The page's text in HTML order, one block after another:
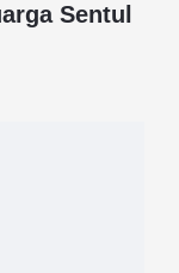
Sentul